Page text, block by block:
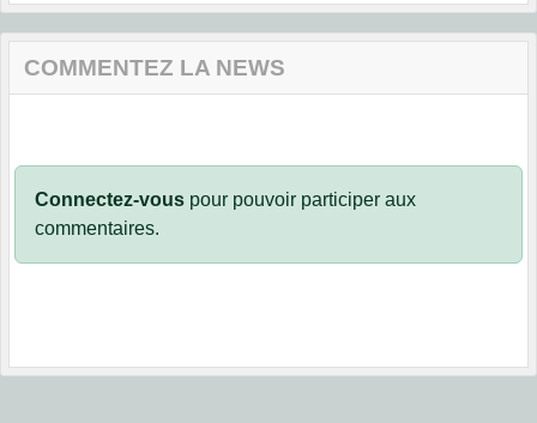
COMMENTEZ LA NEWS
Connectez-vous pour pouvoir participer aux
commentaires.